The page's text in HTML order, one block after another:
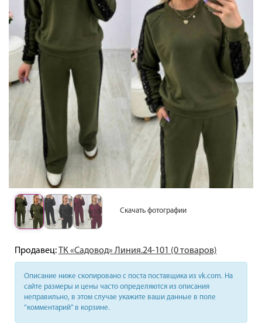
Скачать фотографии
Продавец:ТК «Садовод» Линия.24-101 (0 товаров)
Описание ниже скопировано с поста поставщика из vk.com. На
сайте размеры и цены часто определяются из описания
неправильно, в этом случае укажите ваши данные в поле
“комментарий” в корзине.